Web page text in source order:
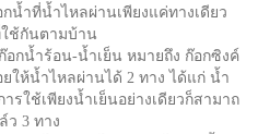
น้ำที่น้ำไหลผ่านเพียงแค่ทางเดียว
ช้กันตามบ้าน
กน้ำร้อน-น้ำเย็น หมายถึง ก๊อกซิงค์
ให้น้ำไหลผ่านได้ 2 ทาง ได้แก่ น้ำ
รใช้เพียงน้ำเย็นอย่างเดียวก็สามาถ
ว 3 ทาง